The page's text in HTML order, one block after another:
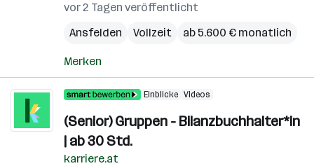
vor 2 Tagen veröffentlicht
Ansfelden
Vollzeit ab 5.600 € monatlich
Merken
Einblicke Videos
(Senior) Gruppen - Bilanzbuchhalter*in
| ab 30 Std.
karriere.at